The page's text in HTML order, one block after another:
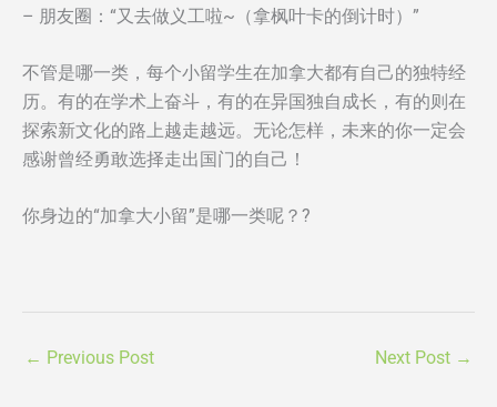
– 朋友圈：“又去做义工啦~（拿枫叶卡的倒计时）”
不管是哪一类，每个小留学生在加拿大都有自己的独特经
历。有的在学术上奋斗，有的在异国独自成长，有的则在
探索新文化的路上越走越远。无论怎样，未来的你一定会
感谢曾经勇敢选择走出国门的自己！
你身边的“加拿大小留”是哪一类呢？?
← Previous Post Next Post →